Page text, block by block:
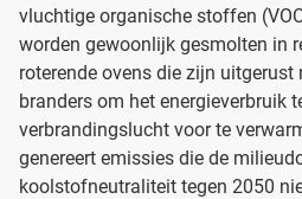
vluchtige organische stoffen
worden gewoonlijk gesmolten in
roterende ovens die zijn uitgerust
branders om het energieverbruik
verbrandingslucht voor te
genereert emissies die de
koolstofneutraliteit tegen 2050